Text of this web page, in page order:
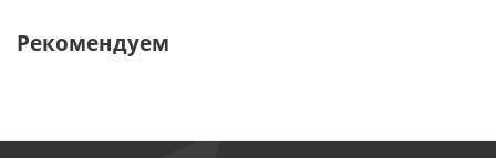
Рекомендуем